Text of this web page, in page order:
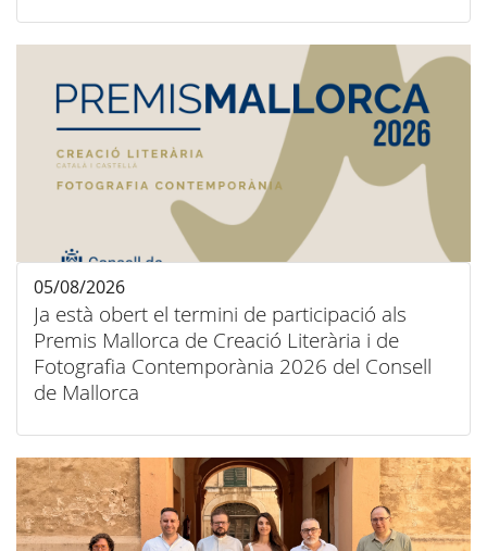
Ja està obert el termini de participació als
Premis Mallorca de Creació Literària i de
Fotografia Contemporània 2026 del Consell
de Mallorca
05/08/2026